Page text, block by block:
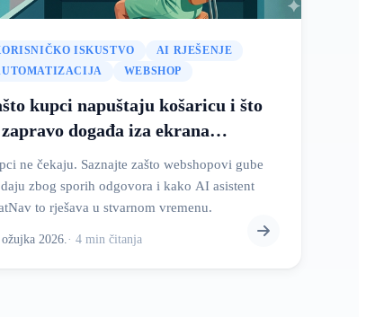
ISKUSTVO
AI RJEŠENJE
WEBSHOP
kupci napuštaju košaricu i što
zapravo događa iza ekrana
ne čekaju. Saznajte zašto webshopovi gube
zbog sporih odgovora i kako AI asistent
to rješava u stvarnom vremenu.
2026. ·4 minčitanja